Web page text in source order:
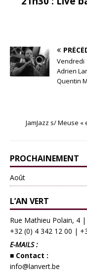
Vendredi
Adrien
Quentin
JamJazz s/ Meuse «
PROCHAINEMENT
Août
L’AN VERT
Rue Mathieu Polain, 4
+32 (0) 4 342 12 00 |
E-MAILS :
■ Contact :
info@lanvert.be